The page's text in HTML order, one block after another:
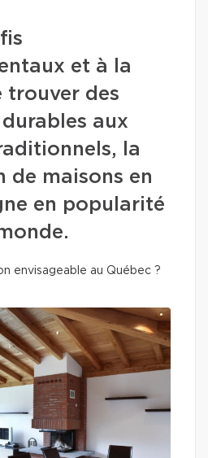
et à la
trouver des
aux
la
de maisons en
en popularité
envisageable au Québec ?